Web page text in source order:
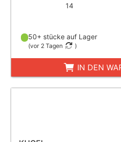
14
50+ stücke auf Lager
(vor 2 Tagen )
IN DEN